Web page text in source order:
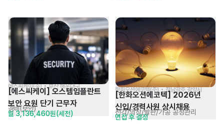
에스씨케이(주) • 부산 해운대구
[에스씨케이] 오스템임플란트
보안 요원 단기 근무자
경비(보안)
월 3,136,460원(세전)
한화오션에코텍(주) • 전남광주 광양시
[한화오션에코텍] 2026년
신입/경력사원 상시채용
선각/의장/발판/가공 공정관리
면접 후 결정